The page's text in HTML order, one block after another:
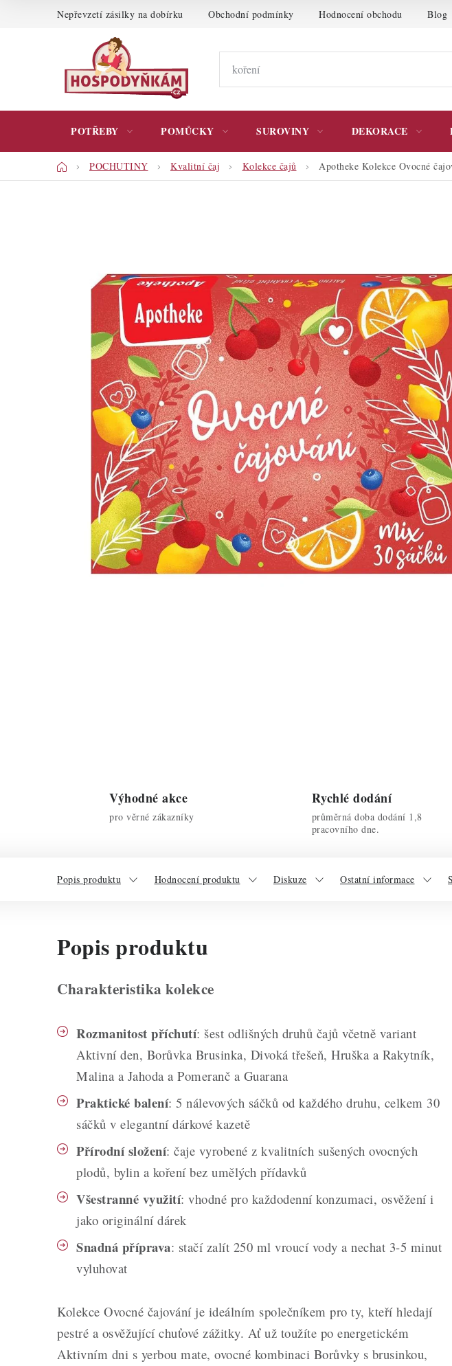
Nepřevzetí zásilky na dobírku Obchodní podmínky Hodnocení obchodu Blog
POTŘEBY POMŮCKY SUROVINY DEKORACE
DomůPOCHUTINY Kvalitní čaj Kolekce čajů Apotheke Kolekce Ovocné
Výhodné akce
pro věrné zákazníky
Rychlé dodání
průměrná doba dodání 1,8
pracovního dne.
Popis produktu Hodnocení produktu Diskuze Ostatní informace
Popis produktu
Charakteristika kolekce
Rozmanitost příchutí: šest odlišných druhů čajů včetně variant
Aktivní den, Borůvka Brusinka, Divoká třešeň, Hruška a Rakytník,
Malina a Jahoda a Pomeranč a Guarana
Praktické balení: 5 nálevových sáčků od každého druhu, celkem 30
sáčků v elegantní dárkové kazetě
Přírodní složení: čaje vyrobené z kvalitních sušených ovocných
plodů, bylin a koření bez umělých přídavků
Všestranné využití: vhodné pro každodenní konzumaci, osvěžení i
jako originální dárek
Snadná příprava: stačí zalít 250 ml vroucí vody a nechat 3-5 minut
vyluhovat
Kolekce Ovocné čajování je ideálním společníkem pro ty, kteří hledají
pestré a osvěžující chuťové zážitky. Ať už toužíte po energetickém
Aktivním dni s yerbou mate, ovocné kombinaci Borůvky s brusinkou,